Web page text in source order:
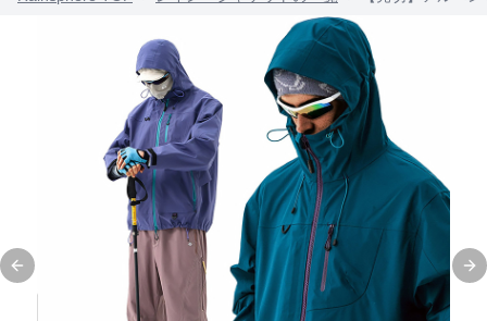
Previous slide